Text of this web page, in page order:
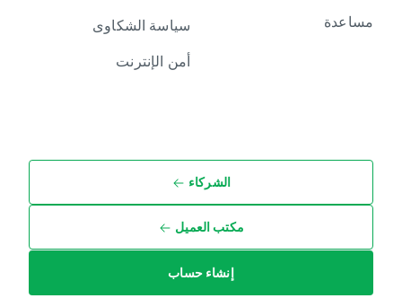
مساعدة
سياسة الشكاوى
أمن الإنترنت
الشركاء
مكتب العميل
إنشاء حساب